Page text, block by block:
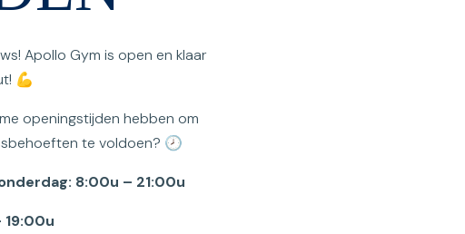
Apollo Gym is open en klaar
💪
openingstijden hebben om
te voldoen? 🕗
8:00u – 21:00u
19:00u